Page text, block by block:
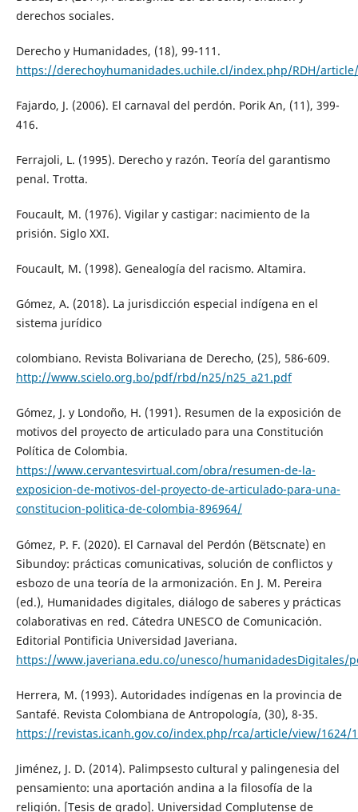
derechos sociales.
Derecho y Humanidades, (18), 99-111.
https://derechoyhumanidades.uchile.cl/index.php/RDH/
Fajardo, J. (2006). El carnaval del perdón. Porik An, (11), 399-
416.
Ferrajoli, L. (1995). Derecho y razón. Teoría del garantismo
penal. Trotta.
Foucault, M. (1976). Vigilar y castigar: nacimiento de la
prisión. Siglo XXI.
Foucault, M. (1998). Genealogía del racismo. Altamira.
Gómez, A. (2018). La jurisdicción especial indígena en el
sistema jurídico
colombiano. Revista Bolivariana de Derecho, (25), 586-609.
http://www.scielo.org.bo/pdf/rbd/n25/n25_a21.pdf
Gómez, J. y Londoño, H. (1991). Resumen de la exposición de
motivos del proyecto de articulado para una Constitución
Política de Colombia.
https://www.cervantesvirtual.com/obra/resumen-de-la-
exposicion-de-motivos-del-proyecto-de-articulado-para-una-
constitucion-politica-de-colombia-896964/
Gómez, P. F. (2020). El Carnaval del Perdón (Bëtscnate) en
Sibundoy: prácticas comunicativas, solución de conflictos y
esbozo de una teoría de la armonización. En J. M. Pereira
(ed.), Humanidades digitales, diálogo de saberes y prácticas
colaborativas en red. Cátedra UNESCO de Comunicación.
Editorial Pontificia Universidad Javeriana.
https://www.javeriana.edu.co/unesco/humanidadesDigitales/
Herrera, M. (1993). Autoridades indígenas en la provincia de
Santafé. Revista Colombiana de Antropología, (30), 8-35.
https://revistas.icanh.gov.co/index.php/rca/article/view/1624/
Jiménez, J. D. (2014). Palimpsesto cultural y palingenesia del
pensamiento: una aportación andina a la filosofía de la
religión. [Tesis de grado]. Universidad Complutense de